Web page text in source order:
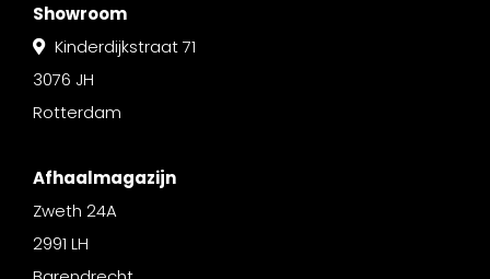
Showroom
Kinderdijkstraat 71
3076 JH
Rotterdam
Afhaalmagazijn
Zweth 24A
2991 LH